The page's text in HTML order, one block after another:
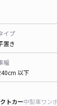
イプ
置き
幅
以下
トカー中型車ワン